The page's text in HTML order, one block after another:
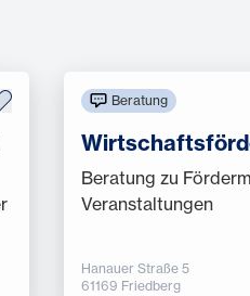
Beratung
Beratung zu
Veranstaltungen
Hanauer Straße 5
61169 Friedberg